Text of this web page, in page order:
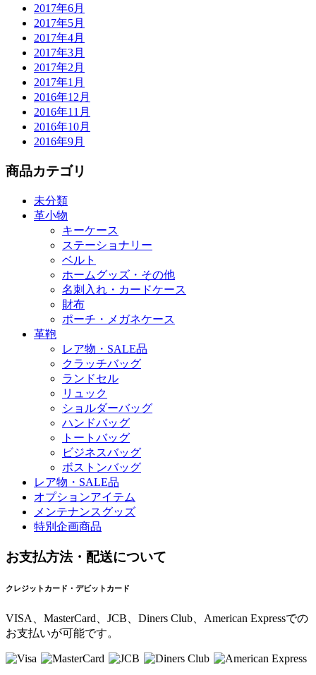
2017年6月
2017年5月
2017年4月
2017年3月
2017年2月
2017年1月
2016年12月
2016年11月
2016年10月
2016年9月
商品カテゴリ
未分類
革小物
キーケース
ステーショナリー
ベルト
ホームグッズ・その他
名刺入れ・カードケース
財布
ポーチ・メガネケース
革鞄
レア物・SALE品
クラッチバッグ
ランドセル
リュック
ショルダーバッグ
ハンドバッグ
トートバッグ
ビジネスバッグ
ボストンバッグ
レア物・SALE品
オプションアイテム
メンテナンスグッズ
特別企画商品
お支払方法・配送について
クレジットカード・デビットカード
VISA、MasterCard、JCB、Diners Club、American Expressでの
お支払いが可能です。